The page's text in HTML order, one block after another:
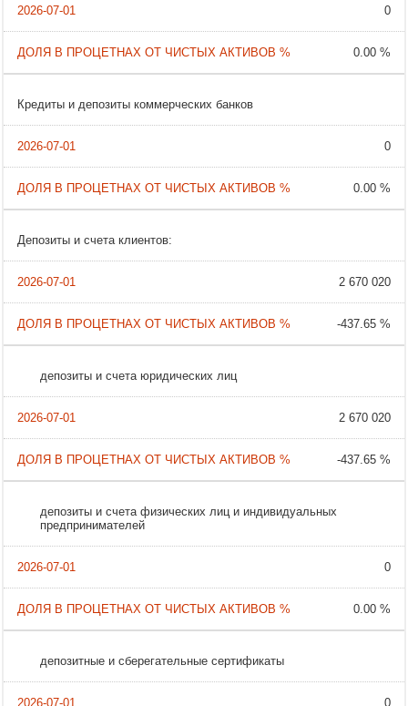
0
0.00 %
Кредиты и депозиты коммерческих банков
0
0.00 %
Депозиты и счета клиентов:
2 670 020
-437.65 %
депозиты и счета юридических лиц
2 670 020
-437.65 %
депозиты и счета физических лиц и индивидуальных
предпринимателей
0
0.00 %
депозитные и сберегательные сертификаты
0